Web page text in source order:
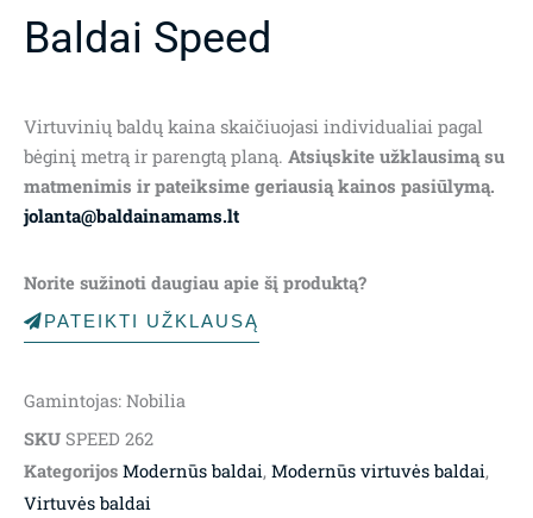
Baldai Speed
Virtuvinių baldų kaina skaičiuojasi individualiai pagal
bėginį metrą ir parengtą planą. Atsiųskite užklausimą su
matmenimis ir pateiksime geriausią kainos pasiūlymą.
jolanta@baldainamams.lt
Norite sužinoti daugiau apie šį produktą?
PATEIKTI UŽKLAUSĄ
Gamintojas: Nobilia
SKU SPEED 262
Kategorijos Modernūs baldai, Modernūs virtuvės baldai,
Virtuvės baldai